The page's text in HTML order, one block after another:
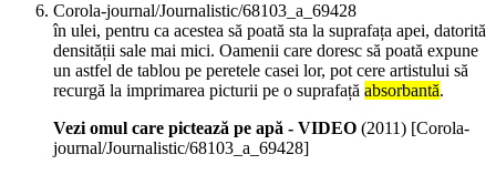
Corola-journal/Journalistic/68103_a_69428
în ulei, pentru ca acestea să poată sta la suprafața apei, datorită
densității sale mai mici. Oamenii care doresc să poată expune
un astfel de tablou pe peretele casei lor, pot cere artistului să
recurgă la imprimarea picturii pe o suprafață absorbantă.
Vezi omul care pictează pe apă - VIDEO (2011) [Corola-
journal/Journalistic/68103_a_69428]